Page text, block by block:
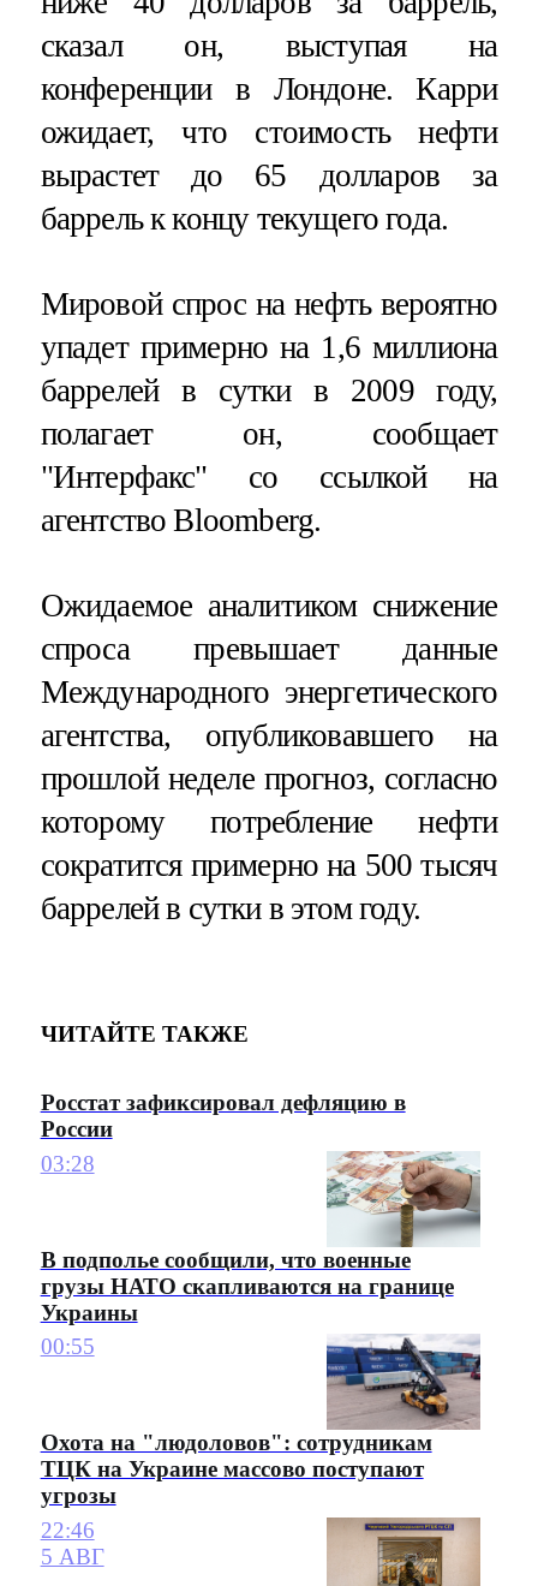
сказал он, выступая на
конференции в Лондоне. Карри
ожидает, что стоимость нефти
вырастет до 65 долларов за
баррель к концу текущего года.
Мировой спрос на нефть вероятно
упадет примерно на 1,6 миллиона
баррелей в сутки в 2009 году,
полагает он, сообщает
"Интерфакс" со ссылкой на
агентство Bloomberg.
Ожидаемое аналитиком снижение
спроса превышает данные
Международного энергетического
агентства, опубликовавшего на
прошлой неделе прогноз, согласно
которому потребление нефти
сократится примерно на 500 тысяч
баррелей в сутки в этом году.
ЧИТАЙТЕ ТАКЖЕ
Росстат зафиксировал дефляцию в
России
03:28
В подполье сообщили, что военные
грузы НАТО скапливаются на границе
Украины
00:55
Охота на "людоловов": сотрудникам
ТЦК на Украине массово поступают
угрозы
22:46
5 АВГ